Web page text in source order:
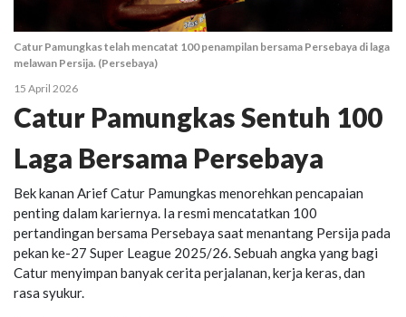
Catur Pamungkas telah mencatat 100 penampilan bersama Persebaya di laga
melawan Persija. (Persebaya)
15 April 2026
Catur Pamungkas Sentuh 100
Laga Bersama Persebaya
Bek kanan Arief Catur Pamungkas menorehkan pencapaian
penting dalam kariernya. Ia resmi mencatatkan 100
pertandingan bersama Persebaya saat menantang Persija pada
pekan ke-27 Super League 2025/26. Sebuah angka yang bagi
Catur menyimpan banyak cerita perjalanan, kerja keras, dan
rasa syukur.